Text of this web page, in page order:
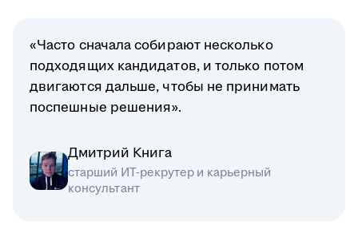
«Часто сначала собирают несколько
подходящих кандидатов, и только потом
двигаются дальше, чтобы не принимать
поспешные решения».
Дмитрий Книга
старший ИТ-рекрутер и карьерный
консультант